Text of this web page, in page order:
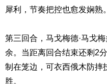
犀利，节奏把控也愈发娴熟。
第三回合，马戈梅德·马戈
余。当距离回合结束还剩2
制在笼边，可衣西俄木防摔
胜。